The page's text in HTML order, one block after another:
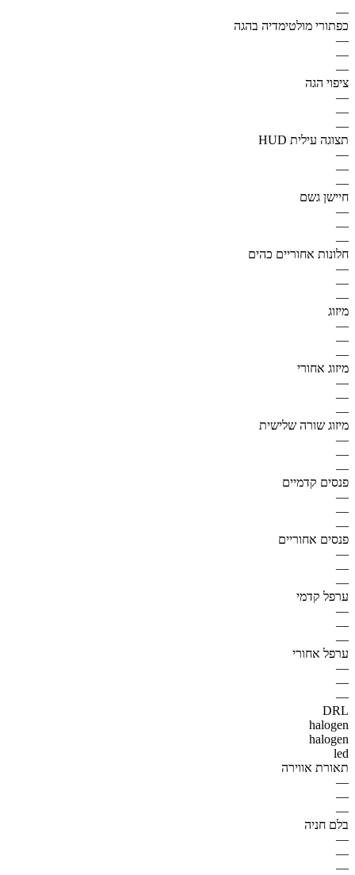
—
כפתורי מולטימדיה בהגה
—
—
—
ציפוי הגה
—
—
—
תצוגה עילית HUD
—
—
—
חיישן גשם
—
—
—
חלונות אחוריים כהים
—
—
—
מיזוג
—
—
—
מיזוג אחורי
—
—
—
מיזוג שורה שלישית
—
—
—
פנסים קדמיים
—
—
—
פנסים אחוריים
—
—
—
ערפל קדמי
—
—
—
ערפל אחורי
—
—
—
DRL
halogen
halogen
led
תאורת אווירה
—
—
—
בלם חניה
—
—
—